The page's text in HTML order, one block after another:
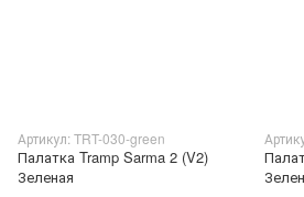
Артикул: TRT-030-green
Палатка Tramp Sarma 2 (V2)
Зеленая